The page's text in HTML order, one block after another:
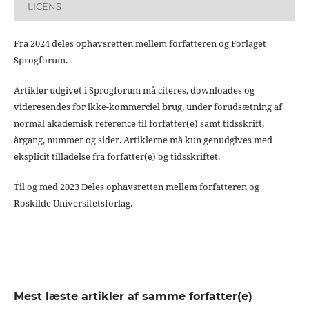
LICENS
Fra 2024 deles ophavsretten mellem forfatteren og Forlaget
Sprogforum.
Artikler udgivet i Sprogforum må citeres, downloades og
videresendes for ikke-kommerciel brug, under forudsætning af
normal akademisk reference til forfatter(e) samt tidsskrift,
årgang, nummer og sider. Artiklerne må kun genudgives med
eksplicit tilladelse fra forfatter(e) og tidsskriftet.
Til og med 2023 Deles ophavsretten mellem forfatteren og
Roskilde Universitetsforlag.
Mest læste artikler af samme forfatter(e)